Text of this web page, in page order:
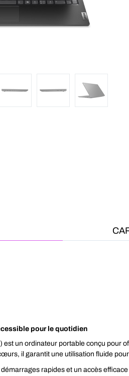
pour le quotidien
est un ordinateur portable conçu
il garantit une utilisation fluide
rapides et un accès